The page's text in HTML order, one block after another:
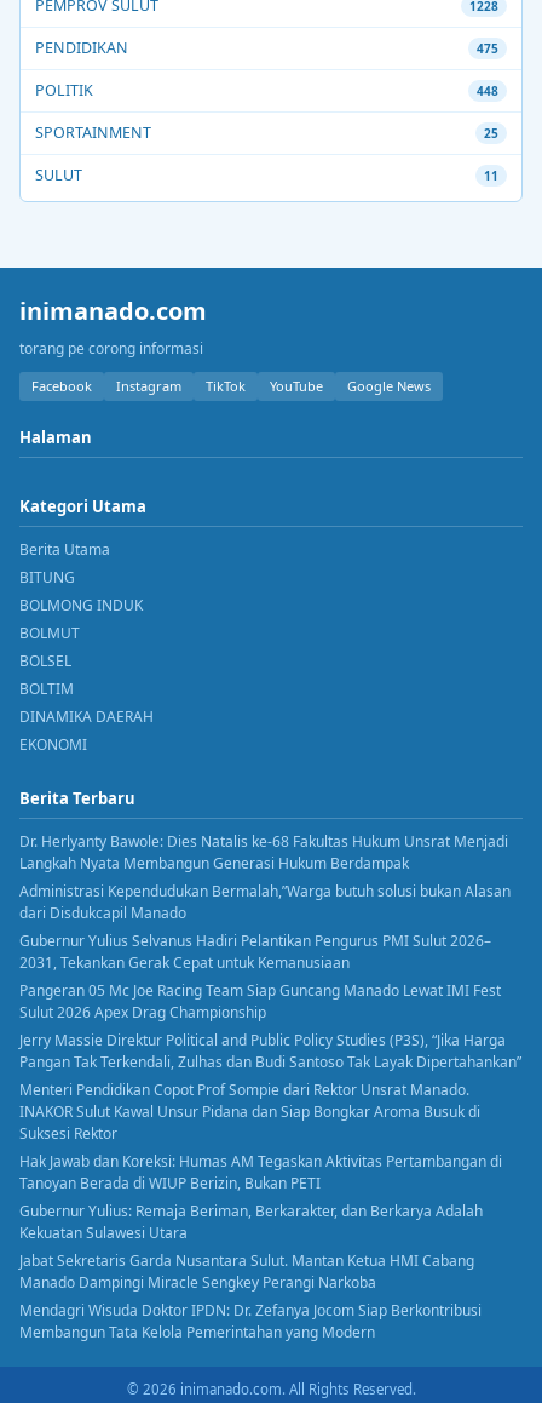
PEMPROV SULUT 1228
PENDIDIKAN 475
POLITIK 448
SPORTAINMENT 25
SULUT 11
inimanado.com
torang pe corong informasi
Facebook Instagram TikTok YouTube Google News
Halaman
Kategori Utama
Berita Utama
BITUNG
BOLMONG INDUK
BOLMUT
BOLSEL
BOLTIM
DINAMIKA DAERAH
EKONOMI
Berita Terbaru
Dr. Herlyanty Bawole: Dies Natalis ke-68 Fakultas Hukum Unsrat Menjadi
Langkah Nyata Membangun Generasi Hukum Berdampak
Administrasi Kependudukan Bermalah,”Warga butuh solusi bukan Alasan
dari Disdukcapil Manado
Gubernur Yulius Selvanus Hadiri Pelantikan Pengurus PMI Sulut 2026–
2031, Tekankan Gerak Cepat untuk Kemanusiaan
Pangeran 05 Mc Joe Racing Team Siap Guncang Manado Lewat IMI Fest
Sulut 2026 Apex Drag Championship
Jerry Massie Direktur Political and Public Policy Studies (P3S), “Jika Harga
Pangan Tak Terkendali, Zulhas dan Budi Santoso Tak Layak Dipertahankan”
Menteri Pendidikan Copot Prof Sompie dari Rektor Unsrat Manado.
INAKOR Sulut Kawal Unsur Pidana dan Siap Bongkar Aroma Busuk di
Suksesi Rektor
Hak Jawab dan Koreksi: Humas AM Tegaskan Aktivitas Pertambangan di
Tanoyan Berada di WIUP Berizin, Bukan PETI
Gubernur Yulius: Remaja Beriman, Berkarakter, dan Berkarya Adalah
Kekuatan Sulawesi Utara
Jabat Sekretaris Garda Nusantara Sulut. Mantan Ketua HMI Cabang
Manado Dampingi Miracle Sengkey Perangi Narkoba
Mendagri Wisuda Doktor IPDN: Dr. Zefanya Jocom Siap Berkontribusi
Membangun Tata Kelola Pemerintahan yang Modern
© 2026 inimanado.com. All Rights Reserved.